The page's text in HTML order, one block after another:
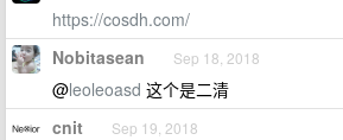
https://cosdh.com/
Nobitasean Sep 18, 2018
@leoleoasd 这个是二清
cnit Sep 19, 2018